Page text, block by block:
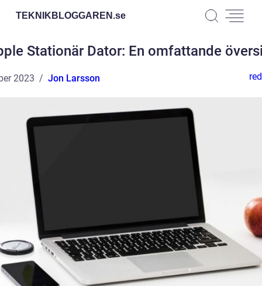
TEKNIKBLOGGAREN.se
Stationär Dator: En omfattande
2023 Jon Larsson